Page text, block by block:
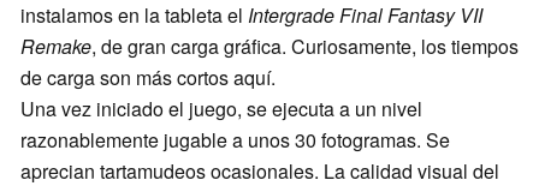
instalamos en la tableta el Intergrade Final Fantasy VII
Remake, de gran carga gráfica. Curiosamente, los tiempos
de carga son más cortos aquí.
Una vez iniciado el juego, se ejecuta a un nivel
razonablemente jugable a unos 30 fotogramas. Se
aprecian tartamudeos ocasionales. La calidad visual del